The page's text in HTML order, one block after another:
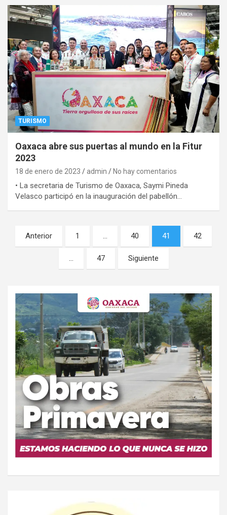
TURISMO
Oaxaca abre sus puertas al mundo en la Fitur
2023
18 de enero de 2023 admin No hay comentarios
• La secretaria de Turismo de Oaxaca, Saymi Pineda
Velasco participó en la inauguración del pabellón…
Navegación
de
Anterior 1 … 40 41 42
… 47 Siguiente